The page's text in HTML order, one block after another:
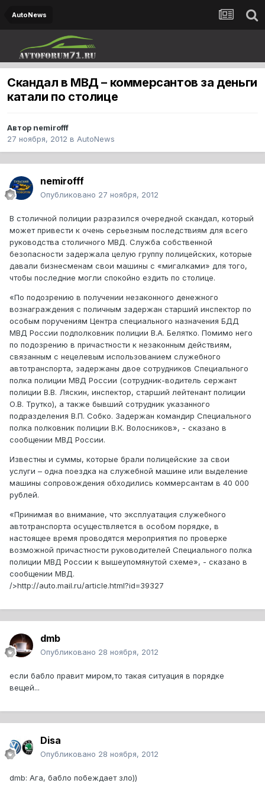
AutoNews
Скандал в МВД – коммерсантов за деньги
катали по столице
Автор nemirofff
27 ноября, 2012 в AutoNews
nemirofff
Опубликовано 27 ноября, 2012
В столичной полиции разразился очередной скандал, который
может привести к очень серьезным последствиям для всего
руководства столичного МВД. Служба собственной
безопасности задержала целую группу полицейских, которые
давали бизнесменам свои машины с «мигалками» для того,
чтобы последние могли спокойно ездить по столице.
«По подозрению в получении незаконного денежного
вознаграждения с поличным задержан старший инспектор по
особым поручениям Центра специального назначения БДД
МВД России подполковник полиции В.А. Белятко. Помимо него
по подозрению в причастности к незаконным действиям,
связанным с нецелевым использованием служебного
автотранспорта, задержаны двое сотрудников Специального
полка полиции МВД России (сотрудник-водитель сержант
полиции В.В. Ляскин, инспектор, старший лейтенант полиции
О.В. Трутко), а также бывший сотрудник указанного
подразделения В.П. Собко. Задержан командир Специального
полка полковник полиции В.К. Волосников», - сказано в
сообщении МВД России.
Известны и суммы, которые брали полицейские за свои
услуги – одна поездка на служебной машине или выделение
машины сопровождения обходились коммерсантам в 40 000
рублей.
«Принимая во внимание, что эксплуатация служебного
автотранспорта осуществляется в особом порядке, в
настоящее время проводятся мероприятия по проверке
возможной причастности руководителей Специального полка
полиции МВД России к вышеупомянутой схеме», - сказано в
сообщении МВД.
/>http://auto.mail.ru/article.html?id=39327
dmb
Опубликовано 28 ноября, 2012
если бабло правит миром,то такая ситуация в порядке
вещей...
Disa
Опубликовано 28 ноября, 2012
dmb: Ага, бабло побеждает зло))